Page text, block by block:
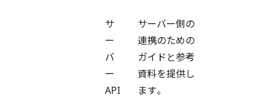
サ
ー
バ
ー
API
サーバー側の
連携のための
ガイドと参考
資料を提供し
ます。